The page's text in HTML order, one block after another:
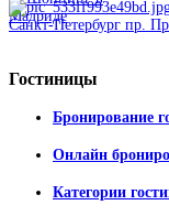
Санкт-Петербург пр.
Гостиницы
Бронирование
Онлайн
Категории